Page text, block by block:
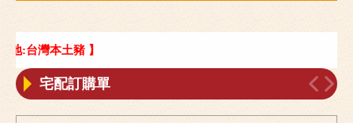
:台灣本土豬 】
宅配訂購單